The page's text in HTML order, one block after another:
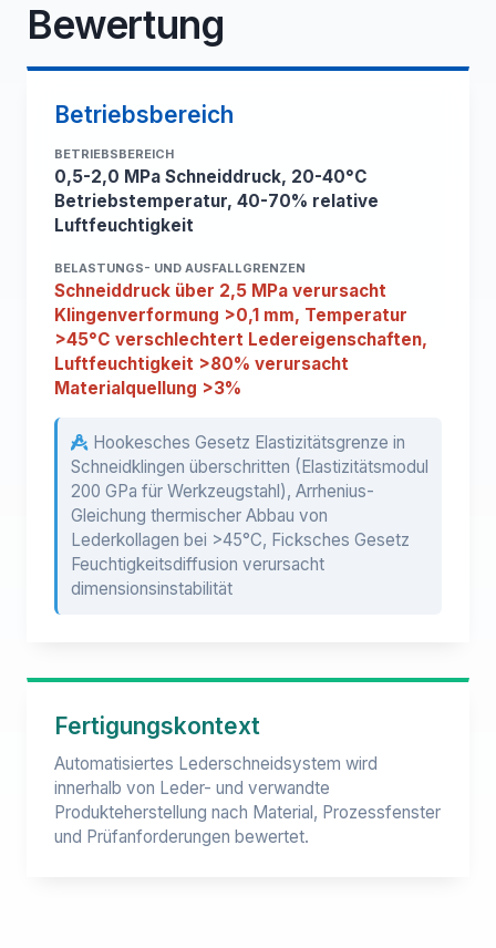
Bewertung
Betriebsbereich
BETRIEBSBEREICH
0,5-2,0 MPa Schneiddruck, 20-40°C
Betriebstemperatur, 40-70% relative
Luftfeuchtigkeit
BELASTUNGS- UND AUSFALLGRENZEN
Schneiddruck über 2,5 MPa verursacht
Klingenverformung >0,1 mm, Temperatur
>45°C verschlechtert Ledereigenschaften,
Luftfeuchtigkeit >80% verursacht
Materialquellung >3%
Hookesches Gesetz Elastizitätsgrenze in
Schneidklingen überschritten (Elastizitätsmodul
200 GPa für Werkzeugstahl), Arrhenius-
Gleichung thermischer Abbau von
Lederkollagen bei >45°C, Ficksches Gesetz
Feuchtigkeitsdiffusion verursacht
dimensionsinstabilität
Fertigungskontext
Automatisiertes Lederschneidsystem wird
innerhalb von Leder- und verwandte
Produkteherstellung nach Material, Prozessfenster
und Prüfanforderungen bewertet.